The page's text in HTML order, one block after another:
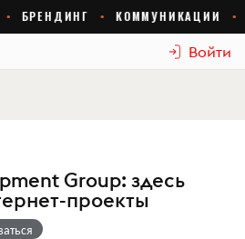
Войти
Group: здесь
проекты